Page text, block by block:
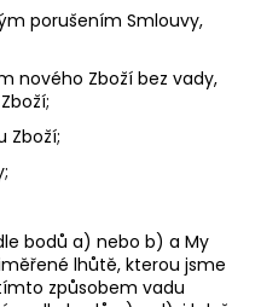
porušením Smlouvy,
nového Zboží bez vady,
Zboží;
bodů a) nebo b) a My
lhůtě, kterou jsme
způsobem vadu